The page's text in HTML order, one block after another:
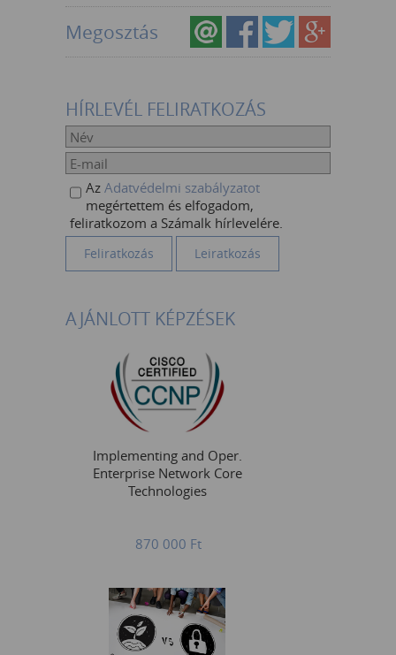
Megosztás
HÍRLEVÉL FELIRATKOZÁS
Az Adatvédelmi szabályzatot
megértettem és elfogadom,
feliratkozom a Számalk hírlevelére.
AJÁNLOTT KÉPZÉSEK
Implementing and Oper.
Enterprise Network Core
Technologies
870 000 Ft